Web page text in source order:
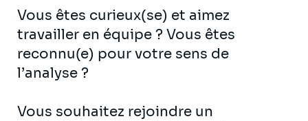
Vous êtes curieux(se) et aimez
travailler en équipe ? Vous êtes
reconnu(e) pour votre sens de
l’analyse ?
Vous souhaitez rejoindre un